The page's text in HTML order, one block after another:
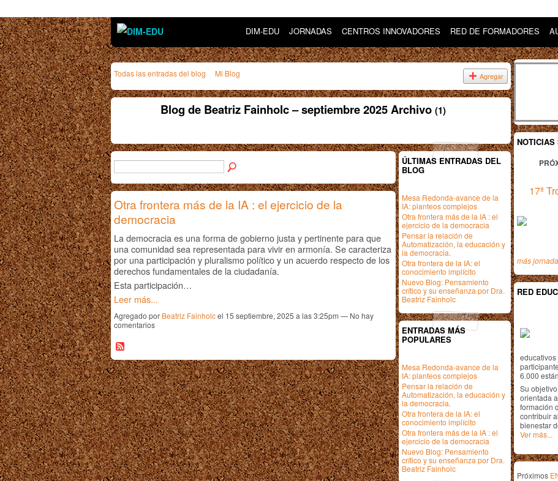
DIM-EDU JORNADAS CENTROS INNOVADORES RED DE FORMADORES
Todas las entradas del blog Mi Blog Agregar
Blog de Beatriz Fainholc – septiembre 2025 Archivo (1)
Otra frontera más de la IA : el ejercicio de la
democracia
La democracia es una forma de gobierno justa y pertinente para que
una comunidad sea representada para vivir en armonía. Se caracteriza
por una participación y pluralismo político y un acuerdo respecto de los
derechos fundamentales de la ciudadanía.
Esta participación…
Leer más...
Agregado por Beatriz Fainholcel 15 septiembre, 2025 a las 3:25pm — No hay
comentarios
ÚLTIMAS ENTRADAS DEL
BLOG
Mesa Redonda-avance de la
IA: planteos complejos
Otra frontera más de la IA : el
ejercicio de la democracia
Pensar la relación de
Automatización, la educación y
la democracia.
Otra frontera de la IA: el
conocimiento implícito
Nuevo Blog: Pensamiento
crítico y su enseñanza por Dra.
Beatriz Fainholc
ENTRADAS MÁS
POPULARES
Mesa Redonda-avance de la
IA: planteos complejos
Pensar la relación de
Automatización, la educación y
la democracia.
Otra frontera de la IA: el
conocimiento implícito
Otra frontera más de la IA : el
ejercicio de la democracia
Nuevo Blog: Pensamiento
crítico y su enseñanza por Dra.
Beatriz Fainholc
NOTICIAS
17ª
más
RED
6.000
Su
orientada
formación
contribuir
bienestar
Ver más...
Próximos